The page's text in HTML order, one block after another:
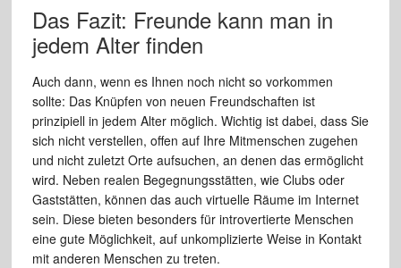
Das Fazit: Freunde kann man in
jedem Alter finden
Auch dann, wenn es Ihnen noch nicht so vorkommen
sollte: Das Knüpfen von neuen Freundschaften ist
prinzipiell in jedem Alter möglich. Wichtig ist dabei, dass Sie
sich nicht verstellen, offen auf Ihre Mitmenschen zugehen
und nicht zuletzt Orte aufsuchen, an denen das ermöglicht
wird. Neben realen Begegnungsstätten, wie Clubs oder
Gaststätten, können das auch virtuelle Räume im Internet
sein. Diese bieten besonders für introvertierte Menschen
eine gute Möglichkeit, auf unkomplizierte Weise in Kontakt
mit anderen Menschen zu treten.